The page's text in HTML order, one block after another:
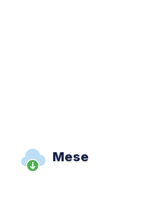
Mese